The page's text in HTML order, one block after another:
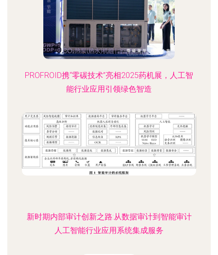
PROFROID携“零碳技术”亮相2025药机展，人工智
能行业应用引领绿色智造
新时期内部审计创新之路:从数据审计到智能审计
人工智能行业应用系统集成服务